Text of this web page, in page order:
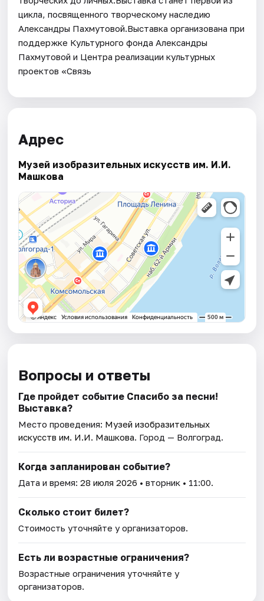
цикла, посвященного творческому наследию
Александры Пахмутовой.Выставка организована при
поддержке Культурного фонда Александры
Пахмутовой и Центра реализации культурных
проектов «Связь
Адрес
Музей изобразительных искусств им. И.И.
Машкова
Вопросы и ответы
Где пройдет событие Спасибо за песни!
Выставка?
Место проведения: Музей изобразительных
искусств им. И.И. Машкова. Город — Волгоград.
Когда запланирован событие?
Дата и время:28 июля 2026 • вторник • 11:00.
Сколько стоит билет?
Стоимость уточняйте у организаторов.
Есть ли возрастные ограничения?
Возрастные ограничения уточняйте у
организаторов.